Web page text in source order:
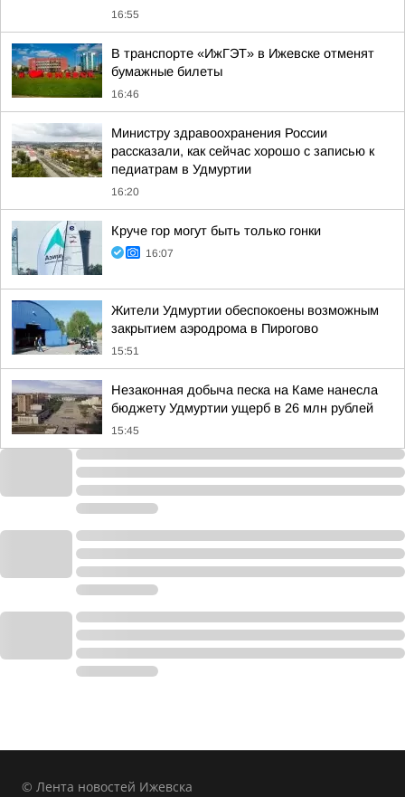
16:55
В транспорте «ИжГЭТ» в Ижевске отменят
бумажные билеты
16:46
Министру здравоохранения России
рассказали, как сейчас хорошо с записью к
педиатрам в Удмуртии
16:20
Круче гор могут быть только гонки
16:07
Жители Удмуртии обеспокоены возможным
закрытием аэродрома в Пирогово
15:51
Незаконная добыча песка на Каме нанесла
бюджету Удмуртии ущерб в 26 млн рублей
15:45
© Лента новостей Ижевска